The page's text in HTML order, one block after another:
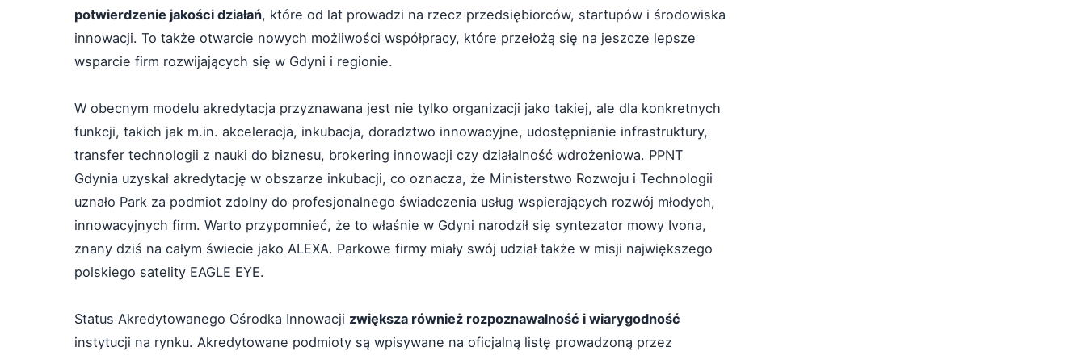
potwierdzenie jakości działań, które od lat prowadzi na rzecz przedsiębiorców, startupów i środowiska
innowacji. To także otwarcie nowych możliwości współpracy, które przełożą się na jeszcze lepsze
wsparcie firm rozwijających się w Gdyni i regionie.
W obecnym modelu akredytacja przyznawana jest nie tylko organizacji jako takiej, ale dla konkretnych
funkcji, takich jak m.in. akceleracja, inkubacja, doradztwo innowacyjne, udostępnianie infrastruktury,
transfer technologii z nauki do biznesu, brokering innowacji czy działalność wdrożeniowa. PPNT
Gdynia uzyskał akredytację w obszarze inkubacji, co oznacza, że Ministerstwo Rozwoju i Technologii
uznało Park za podmiot zdolny do profesjonalnego świadczenia usług wspierających rozwój młodych,
innowacyjnych firm. Warto przypomnieć, że to właśnie w Gdyni narodził się syntezator mowy Ivona,
znany dziś na całym świecie jako ALEXA. Parkowe firmy miały swój udział także w misji największego
polskiego satelity EAGLE EYE.
Status Akredytowanego Ośrodka Innowacji zwiększa również rozpoznawalność i wiarygodność
instytucji na rynku. Akredytowane podmioty są wpisywane na oficjalną listę prowadzoną przez